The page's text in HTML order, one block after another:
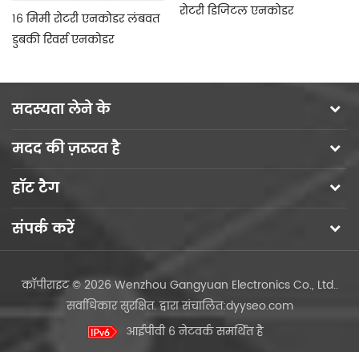
16 मिमी रोटरी एनकोडर लंबवत
डुबकी रिवर्स एनकोडर
रोटरी डिजिटल एनकोडर
सदस्यता लेने के
मदद की ज़रूरत है
हॉट टैग
संपर्क करें
कॉपीराइट © 2026 Wenzhou Gangyuan Electronics Co., Ltd..
सर्वाधिकार सुरक्षित.द्वारा संचालित:dyyseo.com
आईपीवी 6 नेटवर्क समर्थित है